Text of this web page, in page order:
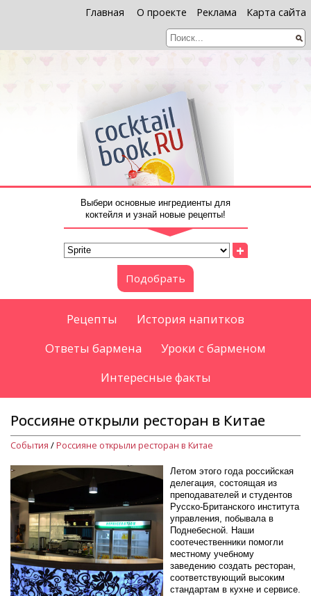
Главная О проекте Реклама Карта сайта
Выбери основные ингредиенты для
коктейля и узнай новые рецепты!
+
Подобрать
Рецепты
История напитков
Ответы бармена
Уроки с барменом
Интересные факты
Россияне открыли ресторан в Китае
События /Россияне открыли ресторан в Китае
Летом этого года российская
делегация, состоящая из
преподавателей и студентов
Русско-Британского института
управления, побывала в
Поднебесной. Наши
соотечественники помогли
местному учебному
заведению создать ресторан,
соответствующий высоким
стандартам в кухне и сервисе.